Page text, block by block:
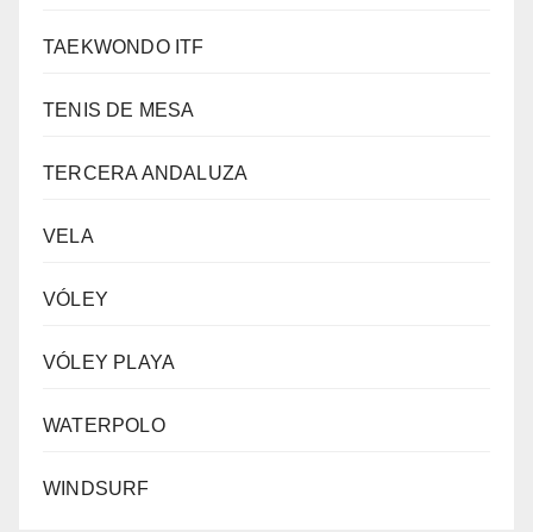
TAEKWONDO ITF
TENIS DE MESA
TERCERA ANDALUZA
VELA
VÓLEY
VÓLEY PLAYA
WATERPOLO
WINDSURF